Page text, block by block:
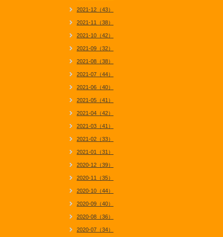
2021-12（43）
2021-11（38）
2021-10（42）
2021-09（32）
2021-08（38）
2021-07（44）
2021-06（40）
2021-05（41）
2021-04（42）
2021-03（41）
2021-02（33）
2021-01（31）
2020-12（39）
2020-11（35）
2020-10（44）
2020-09（40）
2020-08（36）
2020-07（34）